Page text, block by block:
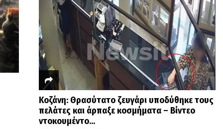
Κοζάνη: Θρασύτατο ζευγάρι υποδύθηκε τους
πελάτες και άρπαξε κοσμήματα – Βίντεο
ντοκουμέντο...